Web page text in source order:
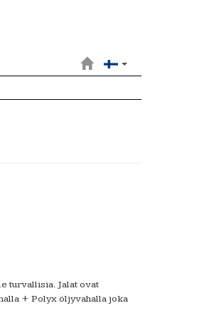
turvallisia. Jalat ovat
+ Polyx öljyvahalla joka